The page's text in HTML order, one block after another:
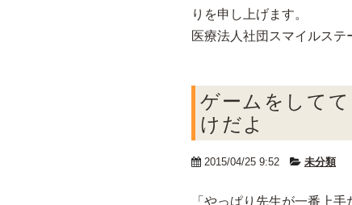
りを申し上げます。
医療法人社団スマイルス
ゲームをして
けだよ
2015/04/25 9:52 未分類
「やっぱり先生が一番上